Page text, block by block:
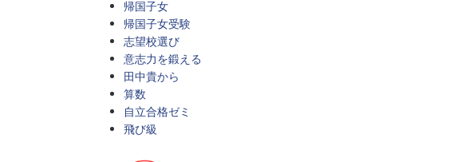
帰国子女
帰国子女受験
志望校選び
意志力を鍛える
田中貴から
算数
自立合格ゼミ
飛び級